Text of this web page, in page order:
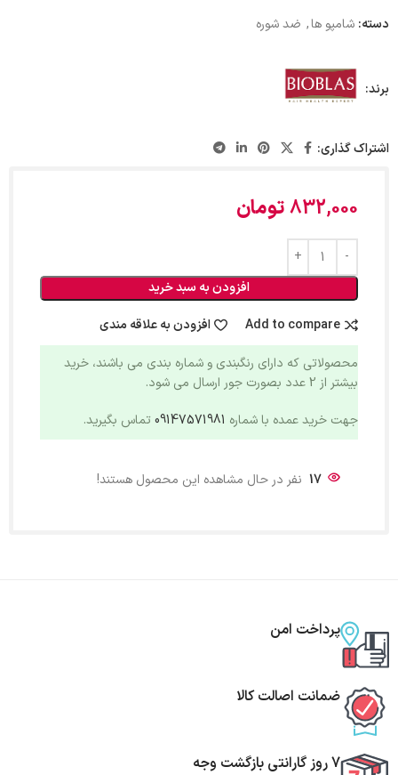
دسته: شامپو ها, ضد شوره
برند:
اشتراک گذاری:
832,000تومان
افزودن به سبد خرید
Add to compare
افزودن به علاقه مندی
محصولاتی که دارای رنگبندی و شماره بندی می باشند، خرید
بیشتر از 2 عدد بصورت جور ارسال می شود.
جهت خرید عمده با شماره 09147571981 تماس بگیرید.
17 نفر در حال مشاهده این محصول هستند!
پرداخت امن
ضمانت اصالت کالا
7 روز گارانتی بازگشت وجه